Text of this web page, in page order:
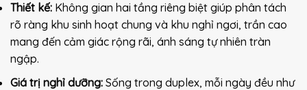
Thiết kế: Không gian hai tầng riêng biệt giúp phân tách
rõ ràng khu sinh hoạt chung và khu nghỉ ngơi, trần cao
mang đến cảm giác rộng rãi, ánh sáng tự nhiên tràn
ngập.
Giá trị nghỉ dưỡng: Sống trong duplex, mỗi ngày đều như